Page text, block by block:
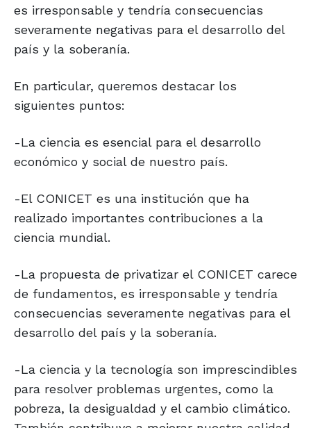
es irresponsable y tendría consecuencias
severamente negativas para el desarrollo del
país y la soberanía.
En particular, queremos destacar los
siguientes puntos:
-La ciencia es esencial para el desarrollo
económico y social de nuestro país.
-El CONICET es una institución que ha
realizado importantes contribuciones a la
ciencia mundial.
-La propuesta de privatizar el CONICET carece
de fundamentos, es irresponsable y tendría
consecuencias severamente negativas para el
desarrollo del país y la soberanía.
-La ciencia y la tecnología son imprescindibles
para resolver problemas urgentes, como la
pobreza, la desigualdad y el cambio climático.